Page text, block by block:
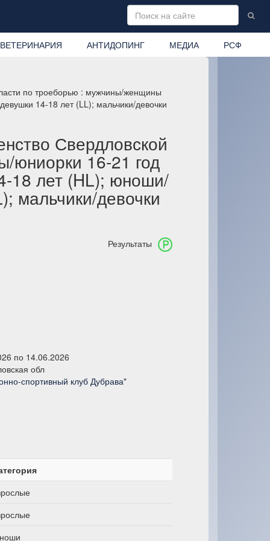
ВЕТЕРИНАРИЯ АНТИДОПИНГ МЕДИА РСФ
по троеборью : мужчины/женщины
14-18 лет (LL); мальчики/девочки
Свердловской
16-21 год
18 лет (HL); юноши/
мальчики/девочки
Результаты
по 14.06.2026
обл
спортивный клуб Дубрава"